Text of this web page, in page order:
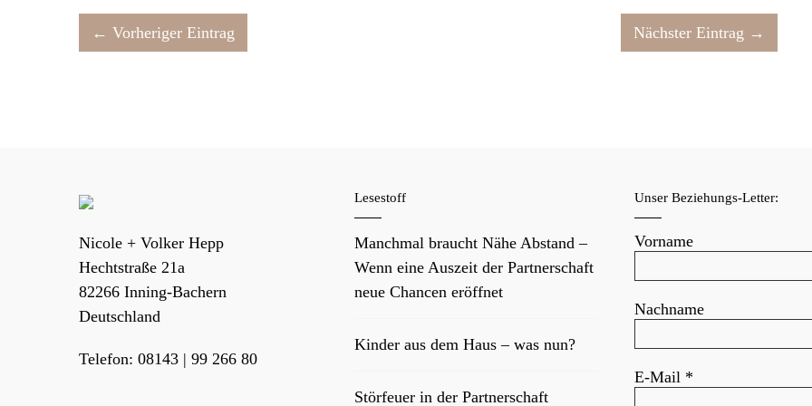
← Vorheriger Eintrag Nächster Eintrag →
Nicole + Volker Hepp
Hechtstraße 21a
82266 Inning-Bachern
Deutschland
Telefon: 08143 | 99 266 80
Lesestoff
Manchmal braucht Nähe Abstand –
Wenn eine Auszeit der Partnerschaft
neue Chancen eröffnet
Kinder aus dem Haus – was nun?
Störfeuer in der Partnerschaft
Unser Beziehungs-Letter:
Vorname
Nachname
E-Mail *